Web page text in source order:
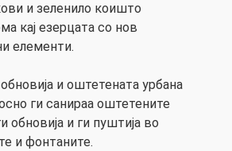
и зеленило коишто
кај езерцата со нов
елементи.
и оштетената урбана
ги санираа оштетените
обновија и ги пуштија во
и фонтаните.